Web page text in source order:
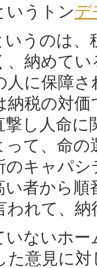
いうトンデ
うのは、
、納めて
人に保障
納税の対
撃し人命
って、命
のキャパ
い者から
われて、
ないホー
た意見に